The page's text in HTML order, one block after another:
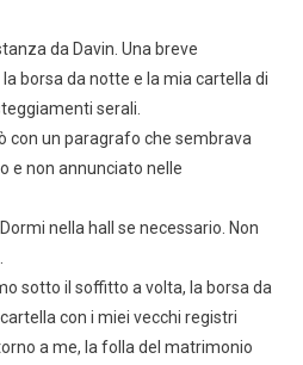
da Davin. Una breve
borsa da notte e la mia cartella di
serali.
con un paragrafo che sembrava
e non annunciato nelle
nella hall se necessario. Non
sotto il soffitto a volta, la borsa da
con i miei vecchi registri
a me, la folla del matrimonio